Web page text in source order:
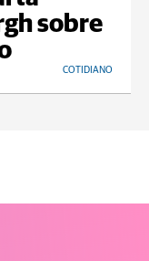
sobre
COTIDIANO